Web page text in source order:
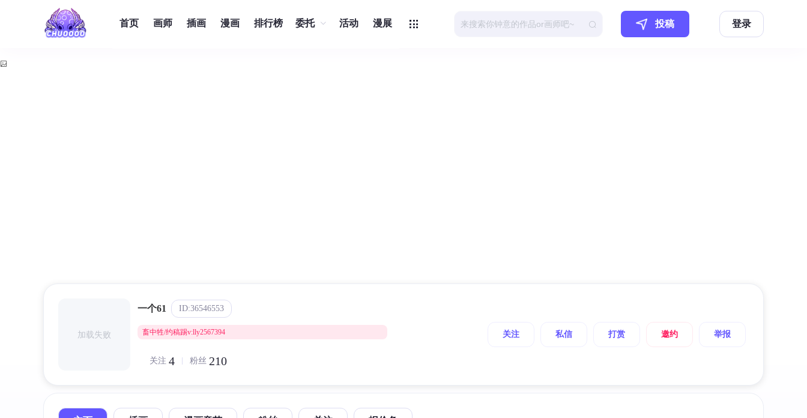
首页 画师 插画 漫画 排行榜 委托 活动 漫展 投稿 登录
加载失败
一个61 ID:36546553
畜中牲/约稿踢v:lly2567394
关注 4 粉丝 210
关注 私信 打赏 邀约 举报